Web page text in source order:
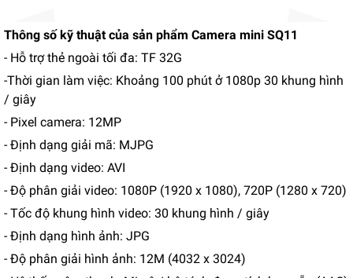
Thông số kỹ thuật của sản phẩm Camera mini SQ11
- Hỗ trợ thẻ ngoài tối đa: TF 32G
-Thời gian làm việc: Khoảng 100 phút ở 1080p 30 khung hình
/ giây
- Pixel camera: 12MP
- Định dạng giải mã: MJPG
- Định dạng video: AVI
- Độ phân giải video: 1080P (1920 x 1080), 720P (1280 x 720)
- Tốc độ khung hình video: 30 khung hình / giây
- Định dạng hình ảnh: JPG
- Độ phân giải hình ảnh: 12M (4032 x 3024)